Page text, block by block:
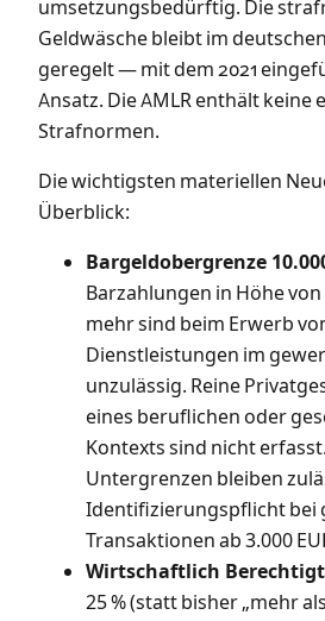
umsetzungsbedürftig. Die
Geldwäsche bleibt im deutschen
geregelt — mit dem 2021
Ansatz. Die AMLR enthält keine
Strafnormen.
Die wichtigsten materiellen
Überblick:
Bargeldobergrenze
Barzahlungen in Höhe von
mehr sind beim Erwerb
Dienstleistungen im
unzulässig. Reine
eines beruflichen oder
Kontexts sind nicht
Untergrenzen bleiben
Identifizierungspflicht bei
Transaktionen ab 3.000
Wirtschaftlich
25 % (statt bisher „mehr